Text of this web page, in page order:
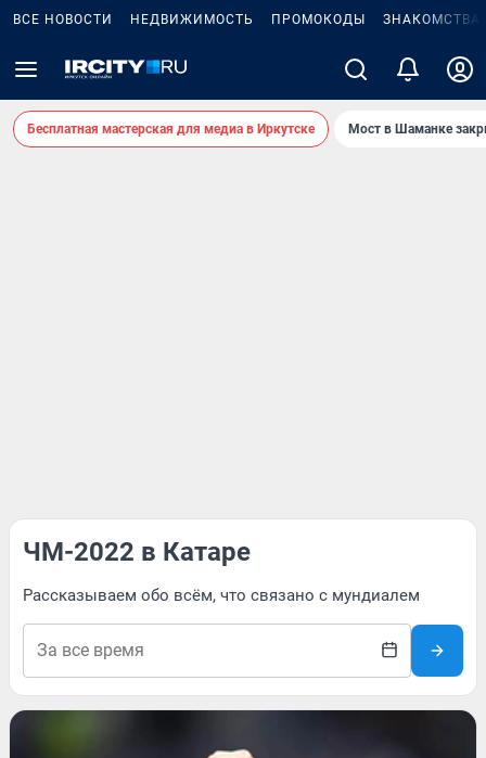
ВСЕ НОВОСТИ НЕДВИЖИМОСТЬ ПРОМОКОДЫ ЗНАКОМСТВА
Бесплатная мастерская для медиа в Иркутске Мост в Шаманке
ЧМ-2022 в Катаре
Рассказываем обо всём, что связано с мундиалем